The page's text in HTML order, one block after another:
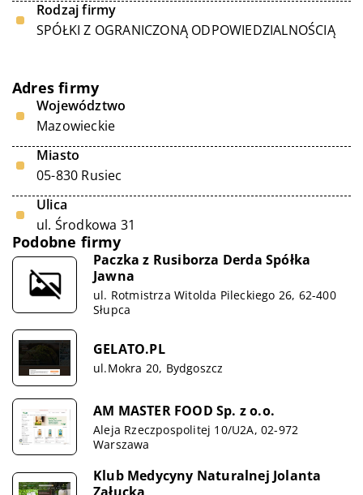
Rodzaj firmy
SPÓŁKI Z OGRANICZONĄ ODPOWIEDZIALNOŚCIĄ
Adres firmy
Województwo
Mazowieckie
Miasto
05-830 Rusiec
Ulica
ul. Środkowa 31
Podobne firmy
Paczka z Rusiborza Derda Spółka
Jawna
ul. Rotmistrza Witolda Pileckiego 26, 62-400
Słupca
GELATO.PL
ul.Mokra 20, Bydgoszcz
AM MASTER FOOD Sp. z o.o.
Aleja Rzeczpospolitej 10/U2A, 02-972
Warszawa
Klub Medycyny Naturalnej Jolanta